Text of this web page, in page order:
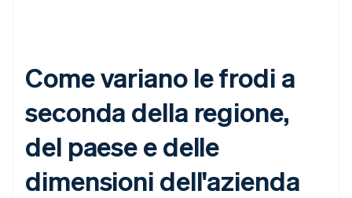
Come variano le frodi a
seconda della regione,
del paese e delle
dimensioni dell'azienda